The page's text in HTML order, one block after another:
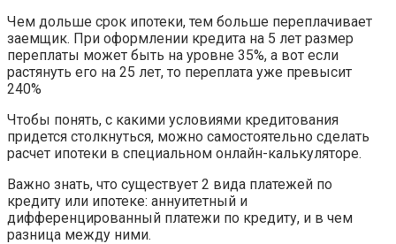
Чем дольше срок ипотеки, тем больше переплачивает
заемщик. При оформлении кредита на 5 лет размер
переплаты может быть на уровне 35%, а вот если
растянуть его на 25 лет, то переплата уже превысит
240%
Чтобы понять, с какими условиями кредитования
придется столкнуться, можно самостоятельно сделать
расчет ипотеки в специальном онлайн-калькуляторе.
Важно знать, что существует 2 вида платежей по
кредиту или ипотеке: аннуитетный и
дифференцированный платежи по кредиту, и в чем
разница между ними.